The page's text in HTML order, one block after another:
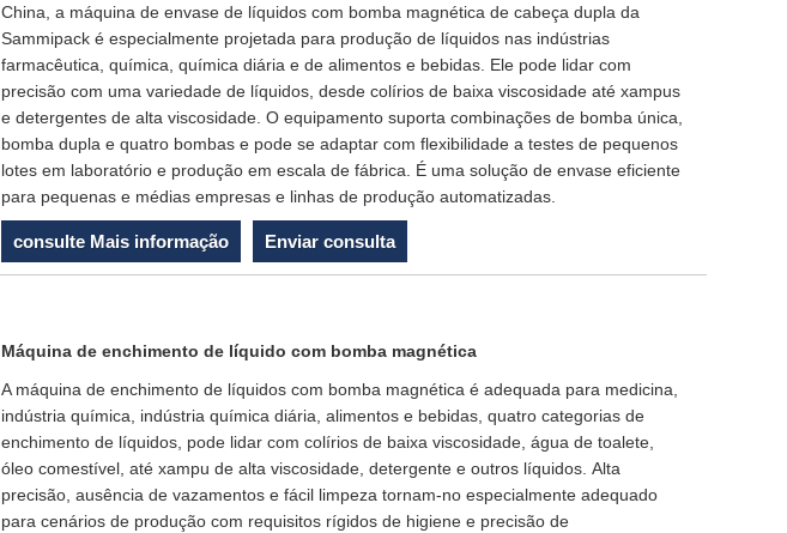
China, a máquina de envase de líquidos com bomba magnética de cabeça dupla da
Sammipack é especialmente projetada para produção de líquidos nas indústrias
farmacêutica, química, química diária e de alimentos e bebidas. Ele pode lidar com
precisão com uma variedade de líquidos, desde colírios de baixa viscosidade até xampus
e detergentes de alta viscosidade. O equipamento suporta combinações de bomba única,
bomba dupla e quatro bombas e pode se adaptar com flexibilidade a testes de pequenos
lotes em laboratório e produção em escala de fábrica. É uma solução de envase eficiente
para pequenas e médias empresas e linhas de produção automatizadas.
consulte Mais informação Enviar consulta
Máquina de enchimento de líquido com bomba magnética
A máquina de enchimento de líquidos com bomba magnética é adequada para medicina,
indústria química, indústria química diária, alimentos e bebidas, quatro categorias de
enchimento de líquidos, pode lidar com colírios de baixa viscosidade, água de toalete,
óleo comestível, até xampu de alta viscosidade, detergente e outros líquidos. Alta
precisão, ausência de vazamentos e fácil limpeza tornam-no especialmente adequado
para cenários de produção com requisitos rígidos de higiene e precisão de